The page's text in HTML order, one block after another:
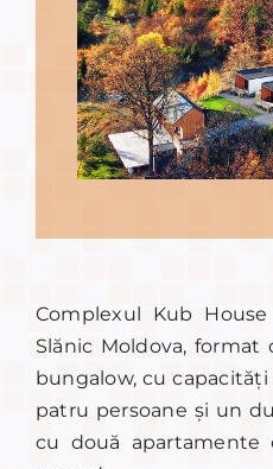
Complexul Kub
Slănic Moldova,
bungalow, cu
patru persoane și un
cu două apartamente